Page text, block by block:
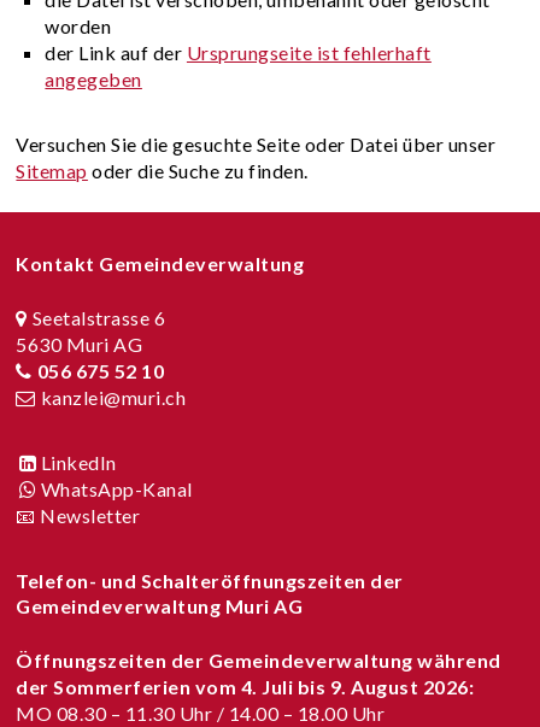
worden
der Link auf der Ursprungseite ist fehlerhaft
angegeben
Versuchen Sie die gesuchte Seite oder Datei über unser
Sitemap oder die Suche zu finden.
Kontakt Gemeindeverwaltung
Seetalstrasse 6
5630 Muri AG
056 675 52 10
kanzlei@muri.ch
LinkedIn
WhatsApp-Kanal
📧 Newsletter
Telefon- und Schalteröffnungszeiten der
Gemeindeverwaltung Muri AG
Öffnungszeiten der Gemeindeverwaltung während
der Sommerferien vom 4. Juli bis 9. August 2026:
MO 08.30 – 11.30 Uhr / 14.00 – 18.00 Uhr